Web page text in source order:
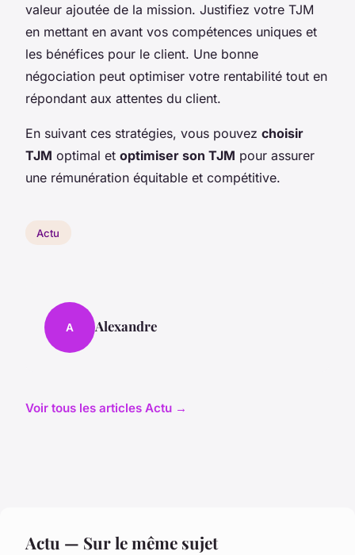
valeur ajoutée de la mission. Justifiez votre TJM
en mettant en avant vos compétences uniques et
les bénéfices pour le client. Une bonne
négociation peut optimiser votre rentabilité tout en
répondant aux attentes du client.
En suivant ces stratégies, vous pouvez choisir
TJM optimal et optimiser son TJM pour assurer
une rémunération équitable et compétitive.
Actu
A Alexandre
Voir tous les articles Actu →
Actu — Sur le même sujet